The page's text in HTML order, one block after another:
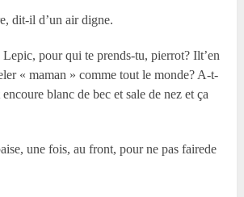
dit-il d’un air digne.
pour qui te prends-tu, pierrot? Ilt’en
« maman » comme tout le monde? A-t-
blanc de bec et sale de nez et ça
une fois, au front, pour ne pas fairede